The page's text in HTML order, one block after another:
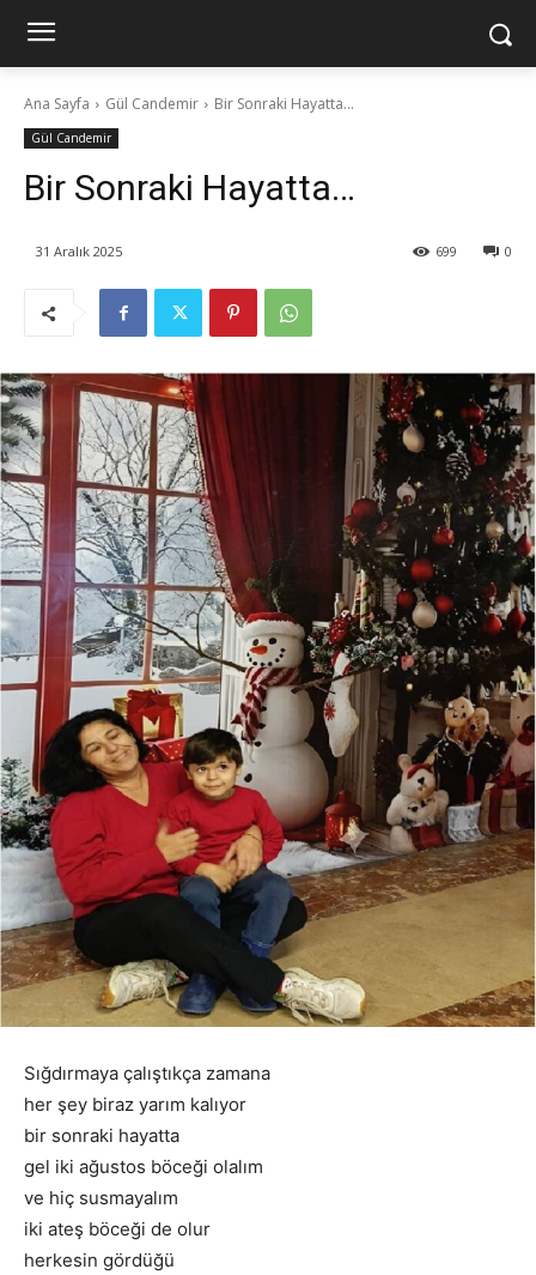
Ana Sayfa Gül Candemir Bir Sonraki Hayatta...
Gül Candemir
Bir Sonraki Hayatta…
31 Aralık 2025 0
699
Sığdırmaya çalıştıkça zamana
her şey biraz yarım kalıyor
bir sonraki hayatta
gel iki ağustos böceği olalım
ve hiç susmayalım
iki ateş böceği de olur
herkesin gördüğü